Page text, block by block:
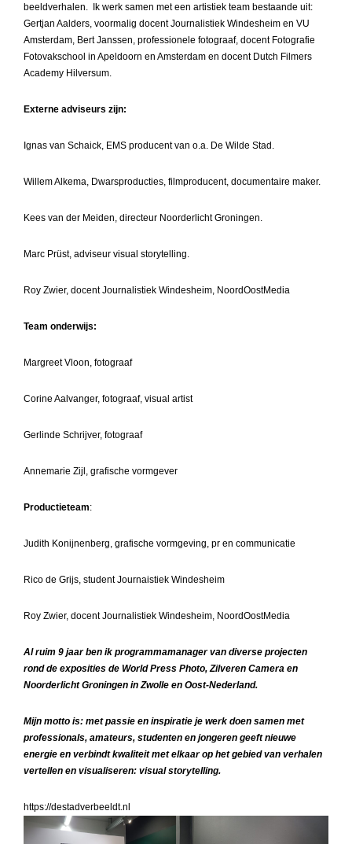
beeldverhalen. Ik werk samen met een artistiek team bestaande uit:
Gertjan Aalders, voormalig docent Journalistiek Windesheim en VU
Amsterdam, Bert Janssen, professionele fotograaf, docent Fotografie
Fotovakschool in Apeldoorn en Amsterdam en docent Dutch Filmers
Academy Hilversum.
Externe adviseurs zijn:
Ignas van Schaick, EMS producent van o.a. De Wilde Stad.
Willem Alkema, Dwarsproducties, filmproducent, documentaire maker.
Kees van der Meiden, directeur Noorderlicht Groningen.
Marc Prüst, adviseur visual storytelling.
Roy Zwier, docent Journalistiek Windesheim, NoordOostMedia
Team onderwijs:
Margreet Vloon, fotograaf
Corine Aalvanger, fotograaf, visual artist
Gerlinde Schrijver, fotograaf
Annemarie Zijl, grafische vormgever
Productieteam:
Judith Konijnenberg, grafische vormgeving, pr en communicatie
Rico de Grijs, student Journaistiek Windesheim
Roy Zwier, docent Journalistiek Windesheim, NoordOostMedia
Al ruim 9 jaar ben ik programmamanager van diverse projecten
rond de exposities de World Press Photo, Zilveren Camera en
Noorderlicht Groningen in Zwolle en Oost-Nederland.
Mijn motto is: met passie en inspiratie je werk doen samen met
professionals, amateurs, studenten en jongeren geeft nieuwe
energie en verbindt kwaliteit met elkaar op het gebied van verhalen
vertellen en visualiseren: visual storytelling.
https://destadverbeeldt.nl